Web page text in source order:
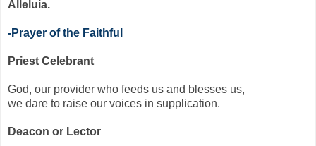
Alleluia.
-Prayer of the Faithful
Priest Celebrant
God, our provider who feeds us and blesses us,
we dare to raise our voices in supplication.
Deacon or Lector